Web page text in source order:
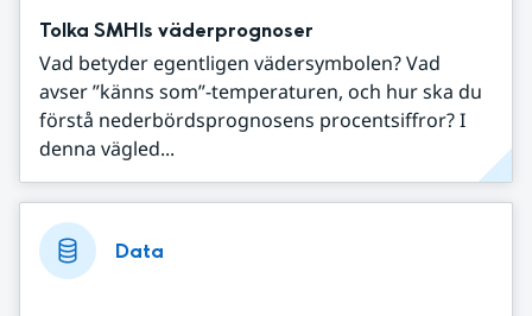
Tolka SMHIs väderprognoser
Vad betyder egentligen vädersymbolen? Vad
avser ”känns som”-temperaturen, och hur ska du
förstå nederbördsprognosens procentsiffror? I
denna vägled...
Data